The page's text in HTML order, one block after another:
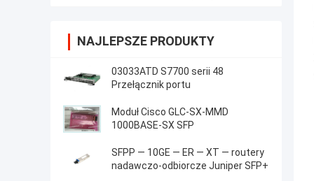
NAJLEPSZE PRODUKTY
03033ATD S7700 serii 48
Przełącznik portu
Moduł Cisco GLC-SX-MMD
1000BASE-SX SFP
SFPP — 10GE — ER — XT — routery
nadawczo-odbiorcze Juniper SFP+